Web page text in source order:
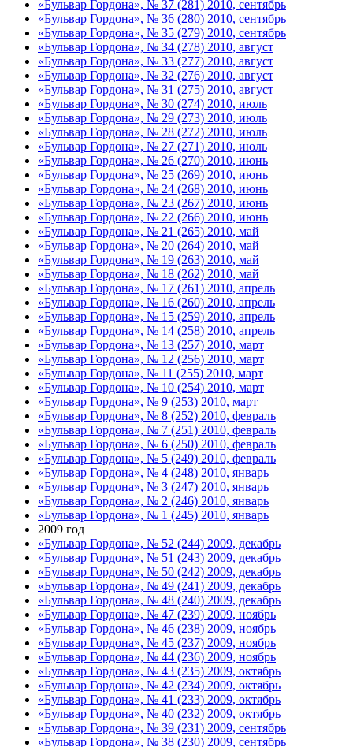
«Бульвар Гордона», № 37 (281) 2010, сентябрь
«Бульвар Гордона», № 36 (280) 2010, сентябрь
«Бульвар Гордона», № 35 (279) 2010, сентябрь
«Бульвар Гордона», № 34 (278) 2010, август
«Бульвар Гордона», № 33 (277) 2010, август
«Бульвар Гордона», № 32 (276) 2010, август
«Бульвар Гордона», № 31 (275) 2010, август
«Бульвар Гордона», № 30 (274) 2010, июль
«Бульвар Гордона», № 29 (273) 2010, июль
«Бульвар Гордона», № 28 (272) 2010, июль
«Бульвар Гордона», № 27 (271) 2010, июль
«Бульвар Гордона», № 26 (270) 2010, июнь
«Бульвар Гордона», № 25 (269) 2010, июнь
«Бульвар Гордона», № 24 (268) 2010, июнь
«Бульвар Гордона», № 23 (267) 2010, июнь
«Бульвар Гордона», № 22 (266) 2010, июнь
«Бульвар Гордона», № 21 (265) 2010, май
«Бульвар Гордона», № 20 (264) 2010, май
«Бульвар Гордона», № 19 (263) 2010, май
«Бульвар Гордона», № 18 (262) 2010, май
«Бульвар Гордона», № 17 (261) 2010, апрель
«Бульвар Гордона», № 16 (260) 2010, апрель
«Бульвар Гордона», № 15 (259) 2010, апрель
«Бульвар Гордона», № 14 (258) 2010, апрель
«Бульвар Гордона», № 13 (257) 2010, март
«Бульвар Гордона», № 12 (256) 2010, март
«Бульвар Гордона», № 11 (255) 2010, март
«Бульвар Гордона», № 10 (254) 2010, март
«Бульвар Гордона», № 9 (253) 2010, март
«Бульвар Гордона», № 8 (252) 2010, февраль
«Бульвар Гордона», № 7 (251) 2010, февраль
«Бульвар Гордона», № 6 (250) 2010, февраль
«Бульвар Гордона», № 5 (249) 2010, февраль
«Бульвар Гордона», № 4 (248) 2010, январь
«Бульвар Гордона», № 3 (247) 2010, январь
«Бульвар Гордона», № 2 (246) 2010, январь
«Бульвар Гордона», № 1 (245) 2010, январь
2009 год
«Бульвар Гордона», № 52 (244) 2009, декабрь
«Бульвар Гордона», № 51 (243) 2009, декабрь
«Бульвар Гордона», № 50 (242) 2009, декабрь
«Бульвар Гордона», № 49 (241) 2009, декабрь
«Бульвар Гордона», № 48 (240) 2009, декабрь
«Бульвар Гордона», № 47 (239) 2009, ноябрь
«Бульвар Гордона», № 46 (238) 2009, ноябрь
«Бульвар Гордона», № 45 (237) 2009, ноябрь
«Бульвар Гордона», № 44 (236) 2009, ноябрь
«Бульвар Гордона», № 43 (235) 2009, октябрь
«Бульвар Гордона», № 42 (234) 2009, октябрь
«Бульвар Гордона», № 41 (233) 2009, октябрь
«Бульвар Гордона», № 40 (232) 2009, октябрь
«Бульвар Гордона», № 39 (231) 2009, сентябрь
«Бульвар Гордона», № 38 (230) 2009, сентябрь